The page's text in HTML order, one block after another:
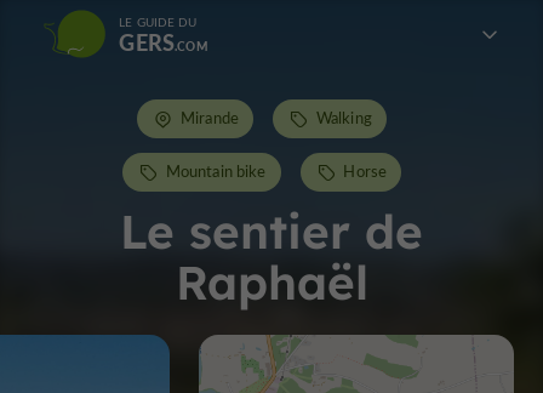
LE GUIDE DU
GERS
Le sentier de
Raphaël
Mirande Walking
Mountain bike Horse